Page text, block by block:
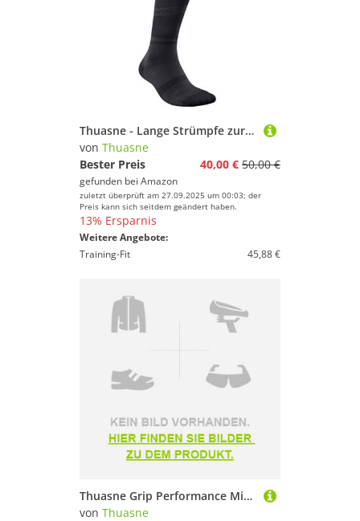
Thuasne - Lange Strümpfe zur Regeneration UP Recovery - Degressive Kompression vom Knöchel bis zur Wade - Schwarz, 39-42, L, Long
von Thuasne
Bester Preis
40,00 € 50,00 €
gefunden bei Amazon
zuletzt überprüft am 27.09.2025 um 00:03; der
Preis kann sich seitdem geändert haben.
13% Ersparnis
Weitere Angebote:
Training-Fit
45,88 €
Thuasne Grip Performance Mid Long Socks Blau EU 35-38 / Short
von Thuasne